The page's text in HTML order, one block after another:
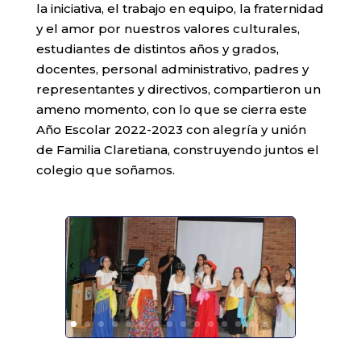
la iniciativa, el trabajo en equipo, la fraternidad
y el amor por nuestros valores culturales,
estudiantes de distintos años y grados,
docentes, personal administrativo, padres y
representantes y directivos, compartieron un
ameno momento, con lo que se cierra este
Año Escolar 2022-2023 con alegría y unión
de Familia Claretiana, construyendo juntos el
colegio que soñamos.